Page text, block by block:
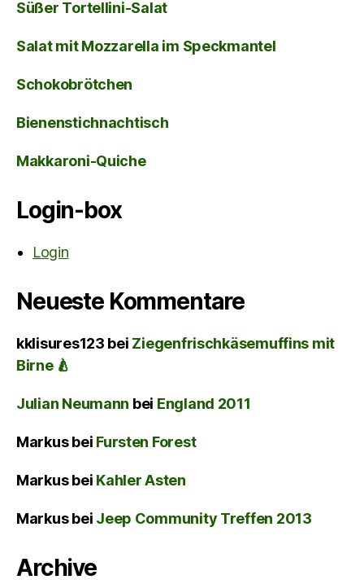
Süßer Tortellini-Salat
Salat mit Mozzarella im Speckmantel
Schokobrötchen
Bienenstichnachtisch
Makkaroni-Quiche
Login-box
Login
Neueste Kommentare
kklisures123 bei Ziegenfrischkäsemuffins mit
Birne 🍐
Julian Neumann bei England 2011
Markusbei Fursten Forest
Markusbei Kahler Asten
Markusbei Jeep Community Treffen 2013
Archive